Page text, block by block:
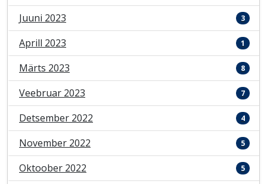
Juuni 2023 3
Aprill 2023 1
Märts 2023 8
Veebruar 2023 7
Detsember 2022 4
November 2022 5
Oktoober 2022 5